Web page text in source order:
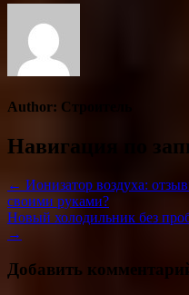
Author: Строитель
Навигация по
← Ионизатор воздуха:
своими руками?
Новый холодильник без
→
Добавить